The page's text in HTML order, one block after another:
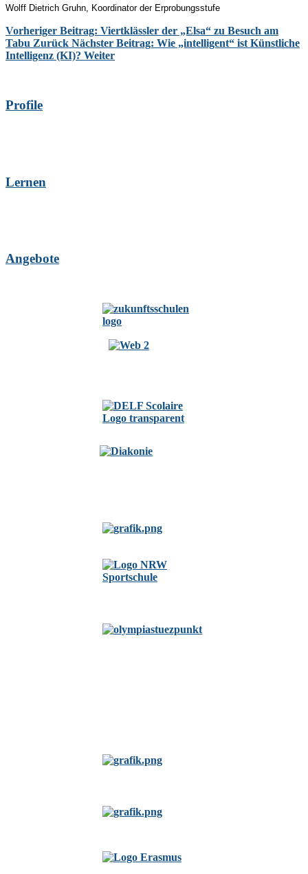
Wolff Dietrich Gruhn, Koordinator der Erprobungsstufe
Vorheriger Beitrag: Viertklässler der „Elsa“ zu Besuch am
Tabu Zurück Nächster Beitrag: Wie „intelligent“ ist Künstliche
Intelligenz (KI)? Weiter
Profile
Lernen
Angebote